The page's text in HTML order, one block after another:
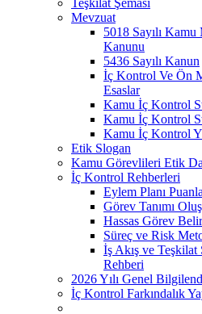
Mevzuat
5018 Sayılı
Kanunu
5436 Sayılı Kanun
İç Kontrol Ve Ön
Esaslar
Kamu İç Kontrol
Kamu İç Kontrol
Kamu İç Kontrol
Etik Slogan
Kamu Görevlileri Etik
İç Kontrol Rehberleri
Eylem Planı
Görev Tanımı
Hassas Görev
Süreç ve Risk
İş Akış ve Teşkilat
Rehberi
2026 Yılı Genel
İç Kontrol Farkındalık